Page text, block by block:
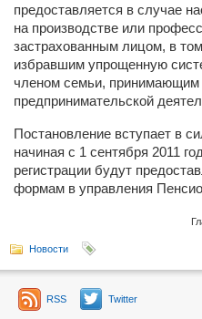
предоставляется в случае
на производстве или
застрахованным лицом, в
избравшим упрощенную
членом семьи, принимающим
предпринимательской
Постановление вступает в
начиная с 1 сентября 2011
регистрации будут
формам в управления
Новости
RSS Twitter